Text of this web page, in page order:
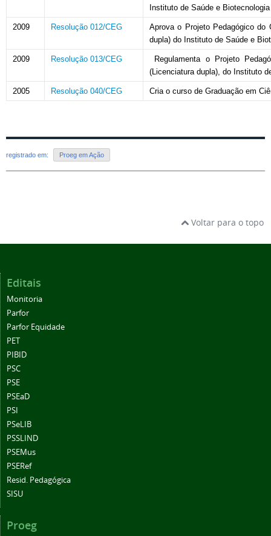
Instituto de Saúde e
2009 Resolução 012/CEG
Aprova o Projeto Pedagógico do
dupla) do Instituto de Saúde e
2009 Resolução 013/CEG
Regulamenta o Projeto
(Licenciatura dupla), do Instituto
2005 Resolução 040/CEG Cria o curso de Graduação em
registrado em: Proeg em Ação
Voltar para o topo
Editais
Monitoria
Parfor
Parfor Equidade
PET
PIBID
PSC
PSE
PSEaD
PSI
PSeLIB
PSSLIND
PSEMus
PSERef
Resid. Pedagógica
SISU
Proeg